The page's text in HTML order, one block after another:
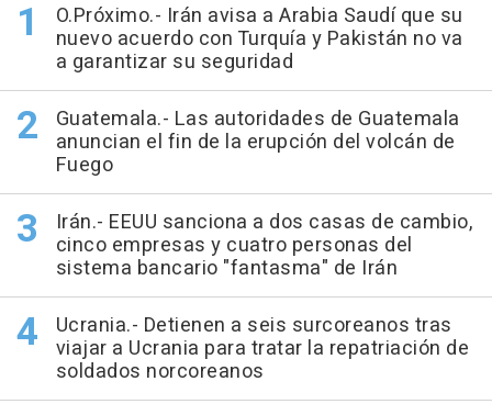
O.Próximo.- Irán avisa a Arabia Saudí que su
nuevo acuerdo con Turquía y Pakistán no va
a garantizar su seguridad
Guatemala.- Las autoridades de Guatemala
anuncian el fin de la erupción del volcán de
Fuego
Irán.- EEUU sanciona a dos casas de cambio,
cinco empresas y cuatro personas del
sistema bancario "fantasma" de Irán
Ucrania.- Detienen a seis surcoreanos tras
viajar a Ucrania para tratar la repatriación de
soldados norcoreanos